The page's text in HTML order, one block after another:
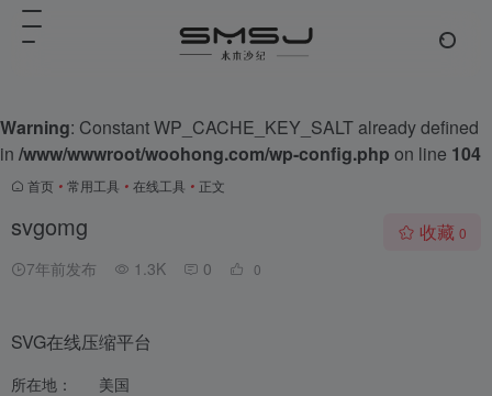
Warning: Constant WP_CACHE_KEY_SALT already defined
in /www/wwwroot/woohong.com/wp-config.php on line 104
首页 • 常用工具 • 在线工具 • 正文
svgomg
7年前发布 1.3K 0 0
收藏 0
SVG在线压缩平台
所在地：
美国